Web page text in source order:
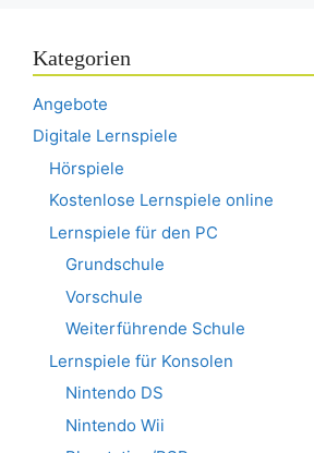
Kategorien
Angebote
Digitale Lernspiele
Hörspiele
Kostenlose Lernspiele online
Lernspiele für den PC
Grundschule
Vorschule
Weiterführende Schule
Lernspiele für Konsolen
Nintendo DS
Nintendo Wii